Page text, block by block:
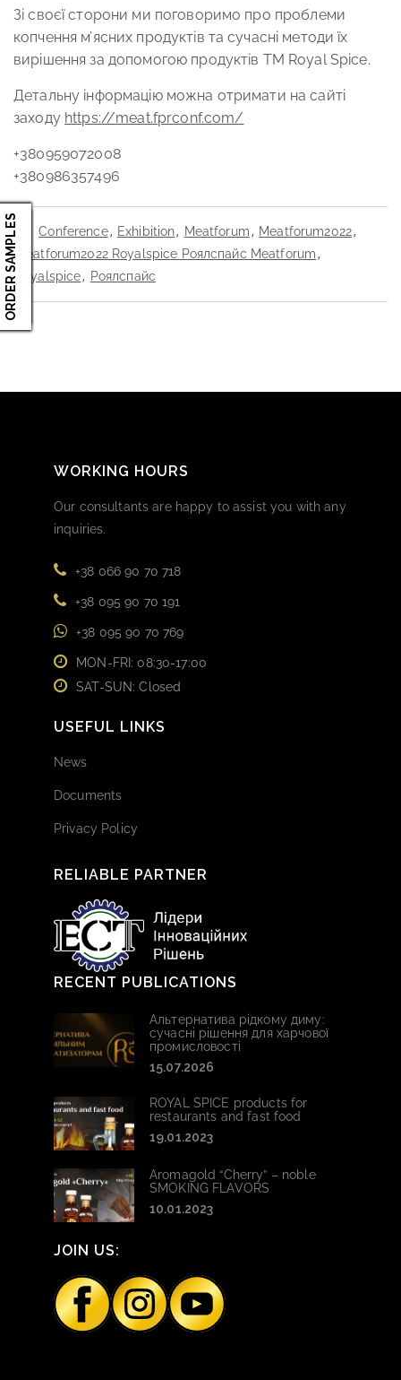
ORDER SAMPLES
Зі своєї сторони ми поговоримо про проблеми
копчення м’ясних продуктів та сучасні методи їх
вирішення за допомогою продуктів ТМ Royal Spice.
Детальну інформацію можна отримати на сайті
заходу https://meat.fprconf.com/
+380959072008
+380986357496
Conference, Exhibition, Meatforum, Meatforum2022,
Meatforum2022 Royalspice Роялспайс Meatforum,
Royalspice, Роялспайс
WORKING HOURS
Our consultants are happy to assist you with any
inquiries.
+38 066 90 70 718
+38 095 90 70 191
+38 095 90 70 769
MON-FRI: 08:30-17:00
SAT-SUN: Closed
USEFUL LINKS
News
Documents
Privacy Policy
RELIABLE PARTNER
RECENT PUBLICATIONS
Альтернатива рідкому диму:
сучасні рішення для харчової
промисловості
15.07.2026
ROYAL SPICE products for
restaurants and fast food
19.01.2023
Aromagold “Cherry” – noble
SMOKING FLAVORS
10.01.2023
JOIN US: